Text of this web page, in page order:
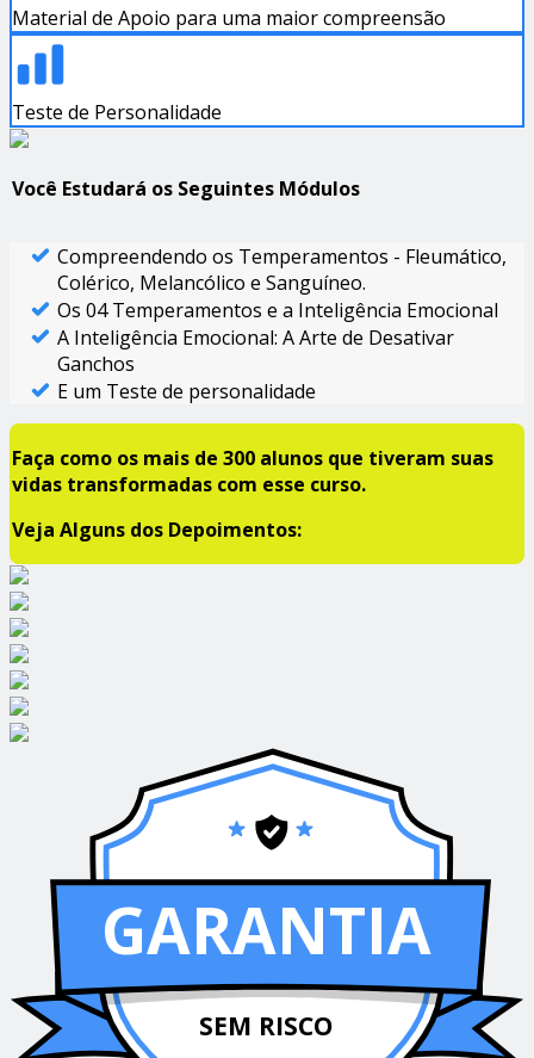
Material de Apoio para uma maior compreensão
Teste de Personalidade
Você Estudará os Seguintes Módulos
Compreendendo os Temperamentos - Fleumático,
Colérico, Melancólico e Sanguíneo.
Os 04 Temperamentos e a Inteligência Emocional
A Inteligência Emocional: A Arte de Desativar
Ganchos
E um Teste de personalidade
Faça como os mais de 300 alunos que tiveram suas
vidas transformadas com esse curso.
Veja Alguns dos Depoimentos:
GARANTIA
SEM RISCO